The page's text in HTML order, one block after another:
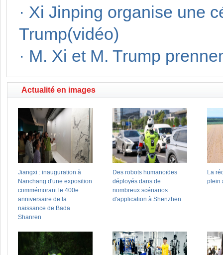
· Xi Jinping organise une
Trump(vidéo)
· M. Xi et M. Trump